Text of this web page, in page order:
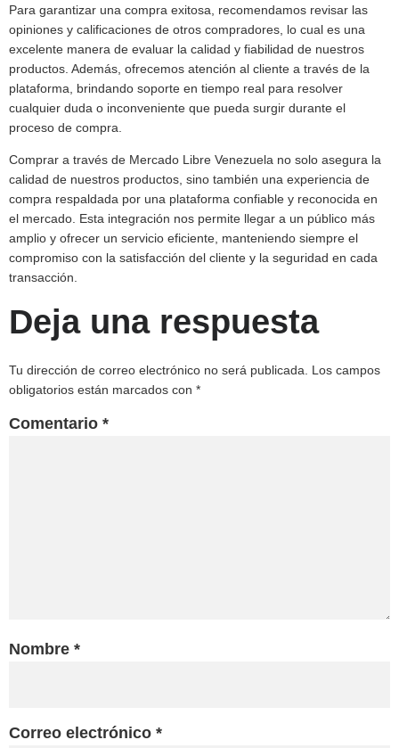
Para garantizar una compra exitosa, recomendamos revisar las
opiniones y calificaciones de otros compradores, lo cual es una
excelente manera de evaluar la calidad y fiabilidad de nuestros
productos. Además, ofrecemos atención al cliente a través de la
plataforma, brindando soporte en tiempo real para resolver
cualquier duda o inconveniente que pueda surgir durante el
proceso de compra.
Comprar a través de Mercado Libre Venezuela no solo asegura la
calidad de nuestros productos, sino también una experiencia de
compra respaldada por una plataforma confiable y reconocida en
el mercado. Esta integración nos permite llegar a un público más
amplio y ofrecer un servicio eficiente, manteniendo siempre el
compromiso con la satisfacción del cliente y la seguridad en cada
transacción.
Deja una respuesta
Tu dirección de correo electrónico no será publicada.
Los campos
obligatorios están marcados con *
Comentario *
Nombre *
Correo electrónico *